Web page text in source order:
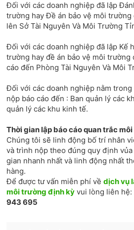
Đối với các doanh nghiệp đã lập
trường hay Đề án bảo vệ môi
lên Sở Tài Nguyên Và Môi Trường
Đối với các doanh nghiệp đã lập Kế
trường hay đề án bảo vệ môi trường
cáo đến Phòng Tài Nguyên Và Môi
Đối với các doanh nghiệp nằm
nộp báo cáo đến : Ban quản lý các
quản lý các khu kinh tế.
Thời gian lập báo cáo quan trắc
Chúng tôi sẽ linh động bố trí nhân
và trình nộp theo đúng quy định
gian nhanh nhất và linh động nhất
hàng.
Để được tư vấn miễn phí vềdịch vụ
môi trường định kỳ vui lòng liên hệ:
943 695